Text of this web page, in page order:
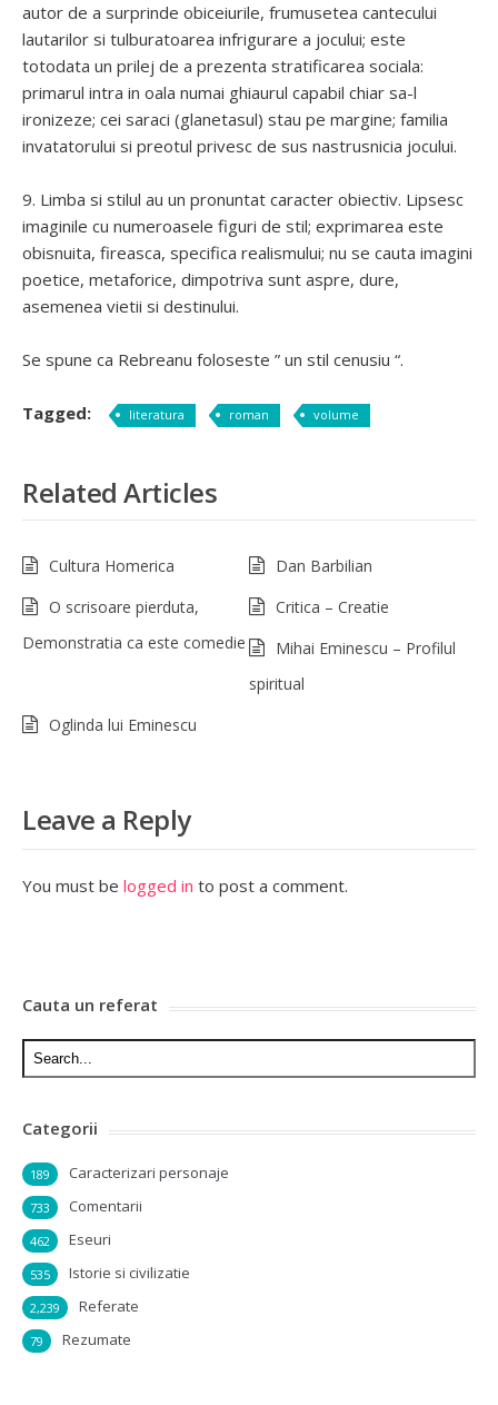
autor de a surprinde obiceiurile, frumusetea cantecului
lautarilor si tulburatoarea infrigurare a jocului; este
totodata un prilej de a prezenta stratificarea sociala:
primarul intra in oala numai ghiaurul capabil chiar sa-l
ironizeze; cei saraci (glanetasul) stau pe margine; familia
invatatorului si preotul privesc de sus nastrusnicia jocului.
9. Limba si stilul au un pronuntat caracter obiectiv. Lipsesc
imaginile cu numeroasele figuri de stil; exprimarea este
obisnuita, fireasca, specifica realismului; nu se cauta imagini
poetice, metaforice, dimpotriva sunt aspre, dure,
asemenea vietii si destinului.
Se spune ca Rebreanu foloseste ” un stil cenusiu “.
Tagged: literatura roman volume
Related Articles
Cultura Homerica
Dan Barbilian
O scrisoare pierduta,
Demonstratia ca este comedie
Critica – Creatie
Mihai Eminescu – Profilul
spiritual
Oglinda lui Eminescu
Leave a Reply
You must be logged in to post a comment.
Cauta un referat
Categorii
Caracterizari personaje
189
Comentarii
733
Eseuri
462
Istorie si civilizatie
535
Referate
2,239
Rezumate
79